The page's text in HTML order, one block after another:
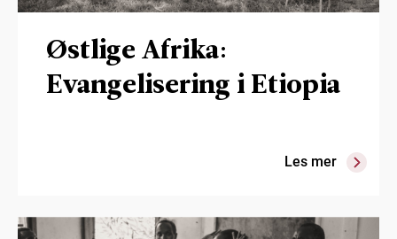
Østlige Afrika:
Evangelisering i Etiopia
Les mer